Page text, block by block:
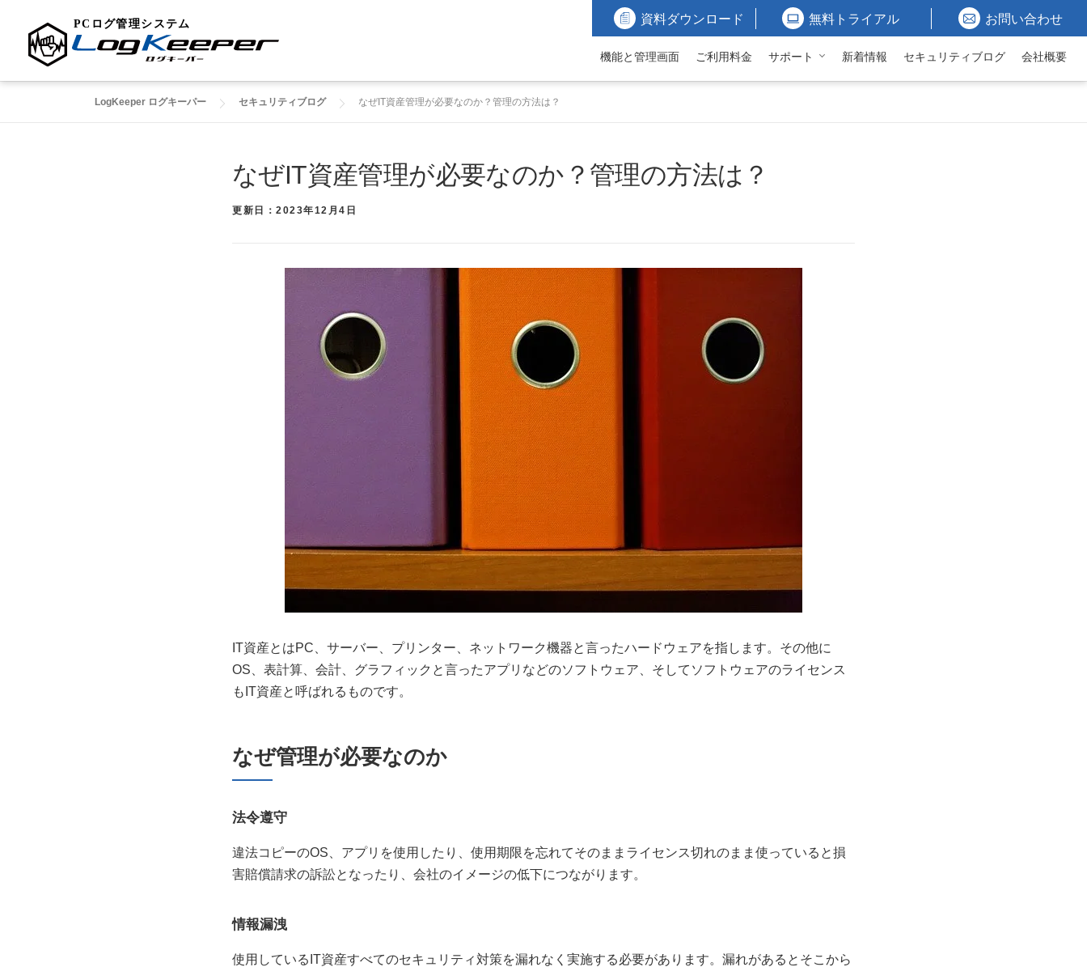
資料ダウンロード 無料トライアル お問い合わせ
機能と管理画面 ご利用料金 サポート 新着情報 セキュリティブログ 会社概要
LogKeeper ログキーパー セキュリティブログ なぜIT資産管理が必要なのか？管理の方法は？
なぜIT資産管理が必要なのか？管理の方法は？
更新日：2023年12月4日
IT資産とはPC、サーバー、プリンター、ネットワーク機器と言ったハードウェアを指します。その他に
OS、表計算、会計、グラフィックと言ったアプリなどのソフトウェア、そしてソフトウェアのライセンス
もIT資産と呼ばれるものです。
なぜ管理が必要なのか
法令遵守
違法コピーのOS、アプリを使用したり、使用期限を忘れてそのままライセンス切れのまま使っていると損
害賠償請求の訴訟となったり、会社のイメージの低下につながります。
情報漏洩
使用しているIT資産すべてのセキュリティ対策を漏れなく実施する必要があります。漏れがあるとそこから